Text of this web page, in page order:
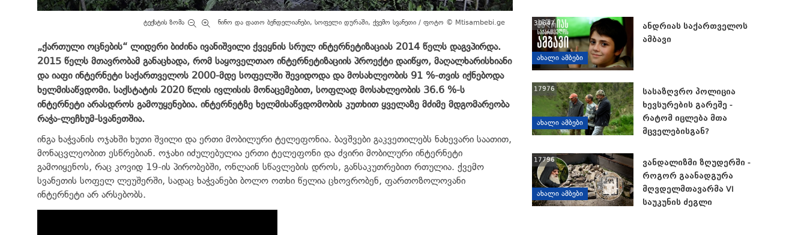
ტექსტის ზომა ნინო და დათო ბენდელიანები, სოფელი დურაში, ქვემო სვანეთი / ფოტო © Mtisambebi.ge
„ქართული ოცნების“ ლიდერი ბიძინა ივანიშვილი ქვეყნის სრულ ინტერნეტიზაციას 2014 წელს დაგვპირდა.
2015 წელს მთავრობამ განაცხადა, რომ საყოველთაო ინტერნეტიზაციის პროექტი დაიწყო, მაღალხარისხიანი
და იაფი ინტერნეტი საქართველოს 2000-მდე სოფელში შევიდოდა და მოსახლეობის 91 %-თვის იქნებოდა
ხელმისაწვდომი. საქსტატის 2020 წლის ივლისის მონაცემებით, სოფლად მოსახლეობის 36.6 %-ს
ინტერნეტი არასდროს გამოუყენებია. ინტერნეტზე ხელმისაწვდომობის კუთხით ყველაზე მძიმე მდგომარეობა
რაჭა-ლეჩხუმ-სვანეთშია.
ინგა ხაჭვანის ოჯახში ხუთი შვილი და ერთი მობილური ტელეფონია. ბავშვები გაკვეთილებს ნახევარი საათით,
მონაცვლეობით ესწრებიან. ოჯახი იძულებულია ერთი ტელეფონი და ძვირი მობილური ინტერნეტი
გამოიყენოს, რაც კოვიდ 19-ის პირობებში, ონლაინ სწავლების დროს, განსაკუთრებით რთულია. ქვემო
სვანეთის სოფელ ლეუშერში, სადაც ხაჭვანები ბოლო ოთხი წელია ცხოვრობენ, ფართოზოლოვანი
ინტერნეტი არ არსებობს.
ᲐᲮᲐᲚᲘ ᲐᲛᲑᲔᲑᲘ
30647
ანდრიას საქართველოს
ამბავი
ᲐᲮᲐᲚᲘ ᲐᲛᲑᲔᲑᲘ
17976
სასაზღვრო პოლიცია
ხევსურების გარეშე -
რატომ იცლება მთა
მცველებისგან?
ᲐᲮᲐᲚᲘ ᲐᲛᲑᲔᲑᲘ
17796
ვანდალიზმი ზღუდერში -
როგორ გაანადგურა
მღვდელმთავარმა VI
საუკუნის ძეგლი